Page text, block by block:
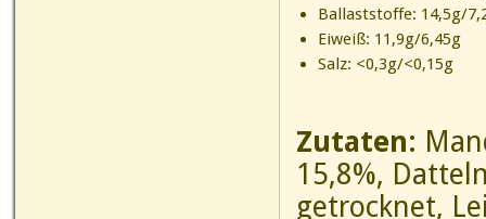
Ballaststoffe: 14,5g/
Eiweiß: 11,9g/6,45g
Salz: <0,3g/<0,15g
Zutaten:
15,8%,
getrocknet,